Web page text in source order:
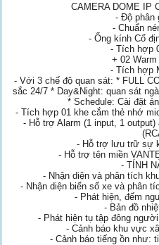
CAMERA DOME IP
- Độ phân
- Chuẩn
- Ống kính Cố
- Tích hợp
+ 02
- Tích hợp
- Với 3 chế độ quan sát: * FULL
sắc 24/7 * Day&Night: quan sát
* Schedule: Cài đặt
- Tích hợp 01 khe cắm thẻ nhớ
- Hỗ trợ Alarm (1 input, 1
- Hỗ trợ lưu trữ sự
- Hỗ trợ tên miền
- TÍNH
- Nhận diện và phân tích
- Nhận diện biển số xe và phân
- Phát hiện, đếm
- Bản đồ
- Phát hiện tụ tập đông
- Cảnh báo khu vực
- Cảnh báo tiếng ồn như: